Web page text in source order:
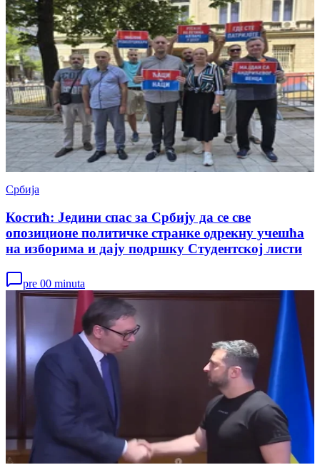
Србија
Костић: Једини спас за Србију да се све
опозиционе политичке странке одрекну учешћа
на изборима и дају подршку Студентској листи
pre 00 minuta